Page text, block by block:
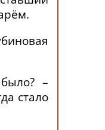
–
стало